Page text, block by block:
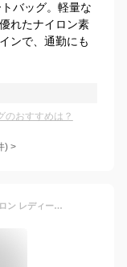
バッグ。軽量な
れたナイロン素
ンで、通勤にも
のおすすめは？
) >
ワンショルダー トートバッグ A4対応 ナイロン レディース 120959 軽量 軽い スリム シンプル 上品 おしゃれ 撥水 サブバッグ カジュアル エレガンス ビジネス オフィス 仕事 通勤 大容量【ベーシック】 バッグ グッシオイタリー pten